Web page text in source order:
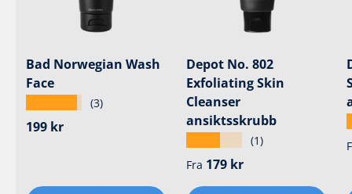
Bad Norwegian Wash
Face
(3)
Ordinær pris
199 kr
Depot No. 802
Exfoliating Skin
Cleanser
ansiktsskrubb
(1)
Ordinær pris
Fra 179 kr